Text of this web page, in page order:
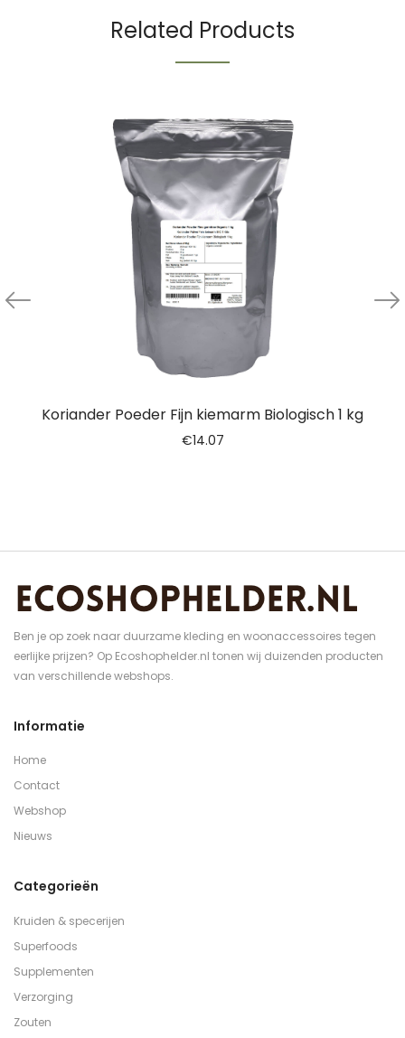
Related Products
Koriander Poeder Fijn kiemarm Biologisch 1 kg
€14.07
Ben je op zoek naar duurzame kleding en woonaccessoires tegen
eerlijke prijzen? Op Ecoshophelder.nl tonen wij duizenden producten
van verschillende webshops.
Informatie
Home
Contact
Webshop
Nieuws
Categorieën
Kruiden & specerijen
Superfoods
Supplementen
Verzorging
Zouten